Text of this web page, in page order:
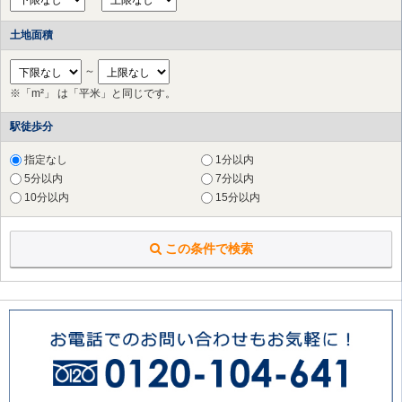
土地面積
～
※「m²」 は「平米」と同じです。
駅徒歩分
指定なし
1分以内
5分以内
7分以内
10分以内
15分以内
この条件で検索